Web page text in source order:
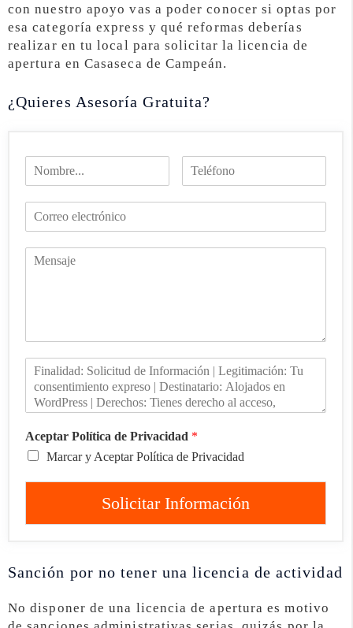
con nuestro apoyo vas a poder conocer si optas por
esa categoría express y qué reformas deberías
realizar en tu local para solicitar la licencia de
apertura en Casaseca de Campeán.
¿Quieres Asesoría Gratuita?
Aceptar Política de Privacidad *
Marcar y Aceptar Política de Privacidad
Solicitar Información
Sanción por no tener una licencia de actividad
No disponer de una licencia de apertura es motivo